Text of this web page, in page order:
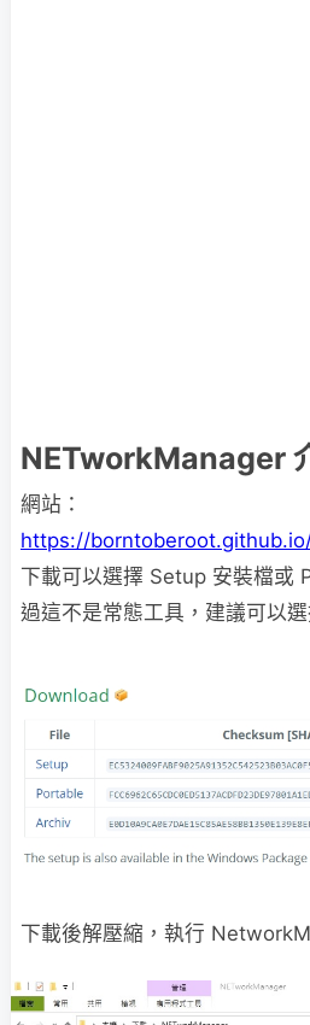
NETworkManager
網站：
https://
下載可以選擇 Setup 安裝檔或
過這不是常態工具，建議可以
下載後解壓縮，執行